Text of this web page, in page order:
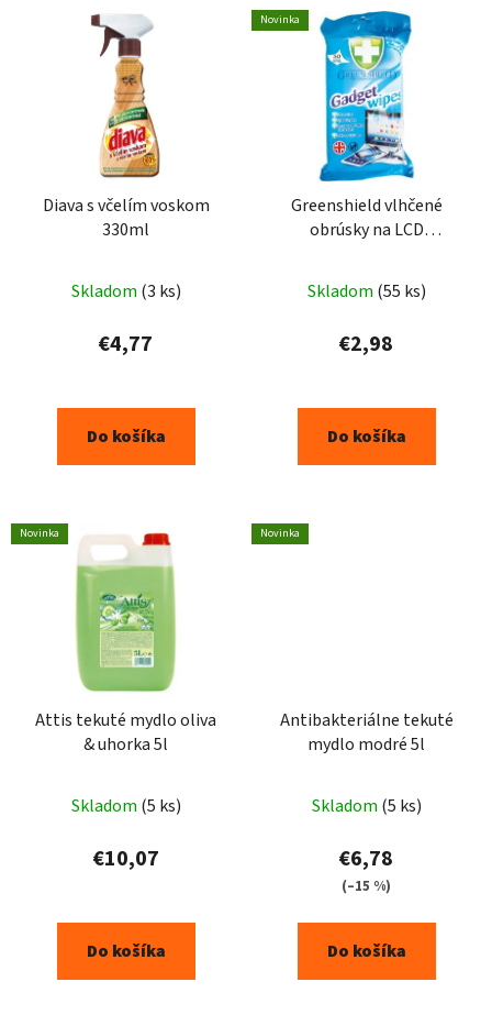
Diava s včelím voskom
330ml
Skladom (3 ks)
€4,77
Do košíka
Novinka
Greenshield vlhčené
obrúsky na LCD
Skladom (55 ks)
€2,98
Do košíka
Novinka
Attis tekuté mydlo oliva
& uhorka 5l
Skladom (5 ks)
€10,07
Do košíka
Novinka
Antibakteriálne tekuté
mydlo modré 5l
Skladom (5 ks)
€6,78
(–15 %)
Do košíka